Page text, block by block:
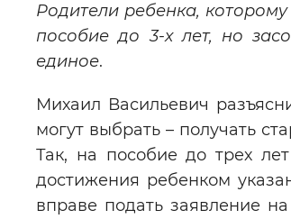
Родители ребенка,
пособие до 3-х лет, но
единое.
Михаил Васильевич
могут выбрать – получать
Так, на пособие до трех
достижения ребенком
вправе подать заявление